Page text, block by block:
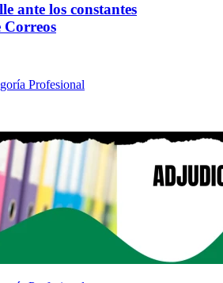
ante los constantes
Correos
Profesional